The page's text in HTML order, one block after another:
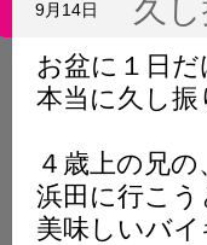
久し
9月14日
お盆に１日
本当に久し振
４歳上の兄
浜田に行こう
美味しいバ